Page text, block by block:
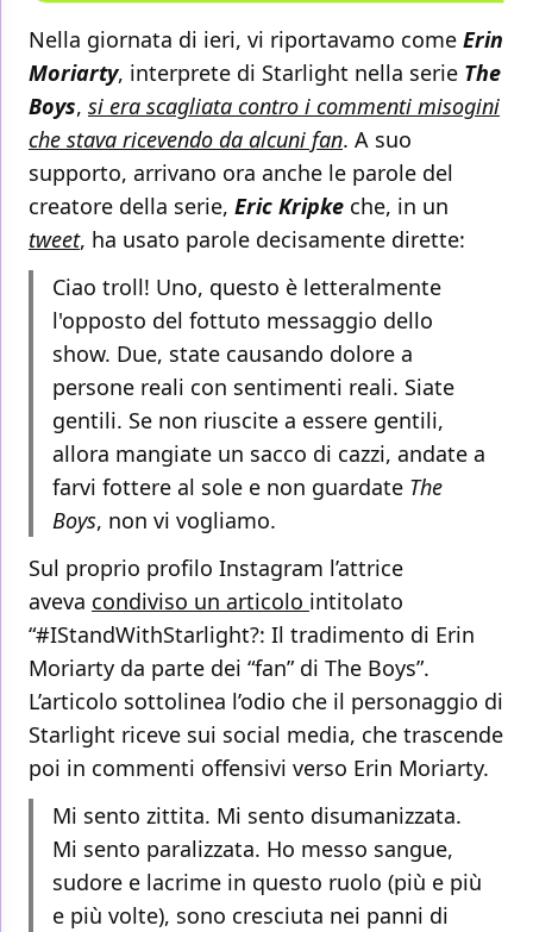
Nella giornata di ieri, vi riportavamo come Erin
Moriarty, interprete di Starlight nella serie The
Boys, si era scagliata contro i commenti misogini
che stava ricevendo da alcuni fan. A suo
supporto, arrivano ora anche le parole del
creatore della serie, Eric Kripke che, in un
tweet, ha usato parole decisamente dirette:
Ciao troll! Uno, questo è letteralmente
l'opposto del fottuto messaggio dello
show. Due, state causando dolore a
persone reali con sentimenti reali. Siate
gentili. Se non riuscite a essere gentili,
allora mangiate un sacco di cazzi, andate a
farvi fottere al sole e non guardate The
Boys, non vi vogliamo.
Sul proprio profilo Instagram l’attrice
aveva condiviso un articolo intitolato
“#IStandWithStarlight?: Il tradimento di Erin
Moriarty da parte dei “fan” di The Boys”.
L’articolo sottolinea l’odio che il personaggio di
Starlight riceve sui social media, che trascende
poi in commenti offensivi verso Erin Moriarty.
Mi sento zittita. Mi sento disumanizzata.
Mi sento paralizzata. Ho messo sangue,
sudore e lacrime in questo ruolo (più e più
e più volte), sono cresciuta nei panni di